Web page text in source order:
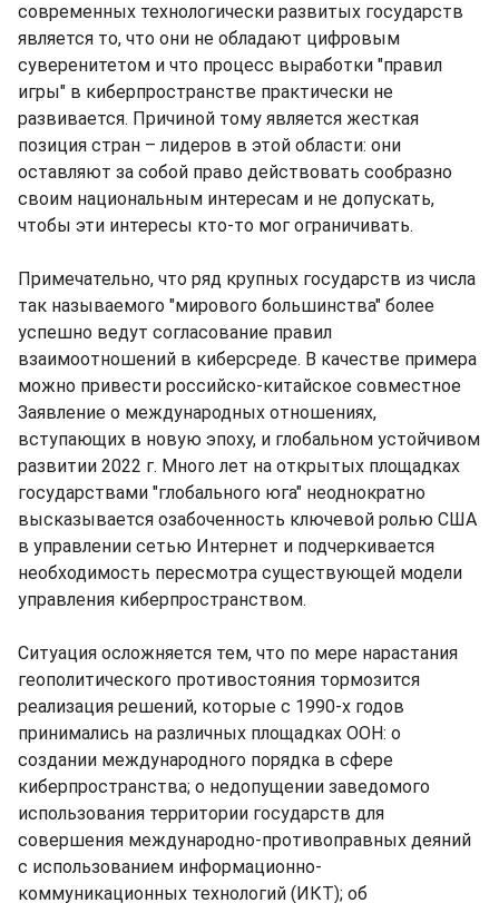
современных технологически развитых государств
является то, что они не обладают цифровым
суверенитетом и что процесс выработки "правил
игры" в киберпространстве практически не
развивается. Причиной тому является жесткая
позиция стран – лидеров в этой области: они
оставляют за собой право действовать сообразно
своим национальным интересам и не допускать,
чтобы эти интересы кто-то мог ограничивать.
Примечательно, что ряд крупных государств из числа
так называемого "мирового большинства" более
успешно ведут согласование правил
взаимоотношений в киберсреде. В качестве примера
можно привести российско-китайское совместное
Заявление о международных отношениях,
вступающих в новую эпоху, и глобальном устойчивом
развитии 2022 г. Много лет на открытых площадках
государствами "глобального юга" неоднократно
высказывается озабоченность ключевой ролью США
в управлении сетью Интернет и подчеркивается
необходимость пересмотра существующей модели
управления киберпространством.
Ситуация осложняется тем, что по мере нарастания
геополитического противостояния тормозится
реализация решений, которые с 1990-х годов
принимались на различных площадках ООН: о
создании международного порядка в сфере
киберпространства; о недопущении заведомого
использования территории государств для
совершения международно-противоправных деяний
с использованием информационно-
коммуникационных технологий (ИКТ); об